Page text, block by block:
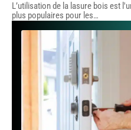
L’utilisation de la lasure bois est
plus populaires pour les…